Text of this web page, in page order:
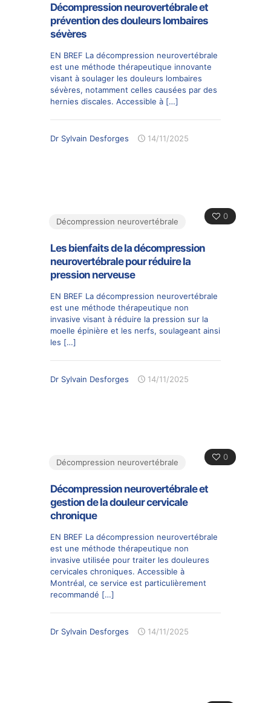
Décompression neurovertébrale et
prévention des douleurs lombaires
sévères
EN BREF La décompression neurovertébrale
est une méthode thérapeutique innovante
visant à soulager les douleurs lombaires
sévères, notamment celles causées par des
hernies discales. Accessible à […]
Dr Sylvain Desforges 14/11/2025
0
Décompression neurovertébrale
Les bienfaits de la décompression
neurovertébrale pour réduire la
pression nerveuse
EN BREF La décompression neurovertébrale
est une méthode thérapeutique non
invasive visant à réduire la pression sur la
moelle épinière et les nerfs, soulageant ainsi
les […]
Dr Sylvain Desforges 14/11/2025
0
Décompression neurovertébrale
Décompression neurovertébrale et
gestion de la douleur cervicale
chronique
EN BREF La décompression neurovertébrale
est une méthode thérapeutique non
invasive utilisée pour traiter les douleures
cervicales chroniques. Accessible à
Montréal, ce service est particulièrement
recommandé […]
Dr Sylvain Desforges 14/11/2025